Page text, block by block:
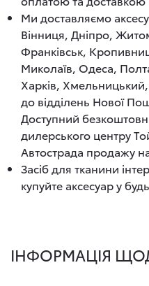
Ми доставляємо
Вінниця, Дніпро,
Франківськ,
Миколаїв, Одеса,
Харків, Хмельницький,
до відділень Нової
Доступний
дилерського центру
Автострада продажу
Засіб для тканини
купуйте аксесуар у
ІНФОРМАЦІЯ